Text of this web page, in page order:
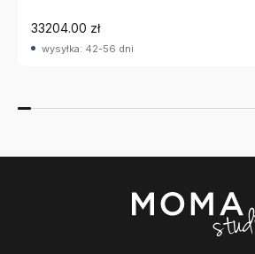
33204.00 zł
wysyłka: 42-56 dni